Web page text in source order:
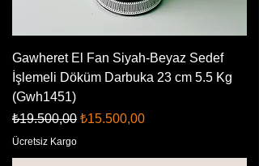
Gawheret El Fan Siyah-Beyaz Sedef
İşlemeli Döküm Darbuka 23 cm 5.5 Kg
(Gwh1451)
Normal Fiyat
₺19.500,00 İndirimli Fiyat
₺15.500,00
Ücretsiz Kargo